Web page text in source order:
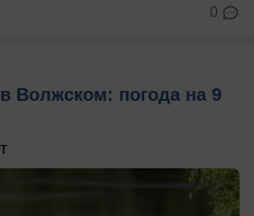
0
Волжском: погода на 9